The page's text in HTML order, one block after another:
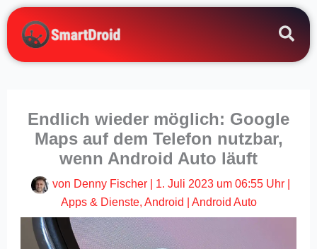
Zum
Inhalt
springen
Endlich wieder möglich: Google
Maps auf dem Telefon nutzbar,
wenn Android Auto läuft
von Denny Fischer 1. Juli 2023 um 06:55 Uhr|
Apps & Dienste, Android Android Auto